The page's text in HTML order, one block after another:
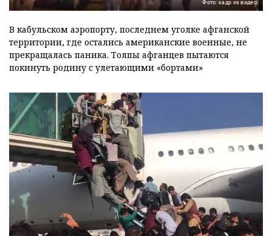
Фото: кадр из видео
В кабульском аэропорту, последнем уголке афганской
территории, где остались американские военные, не
прекращалась паника. Толпы афганцев пытаются
покинуть родину с улетающими «бортами»